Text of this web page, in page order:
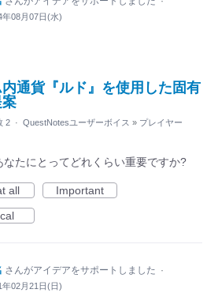
年08月07日(水)
通貨『ルド』を使用した固有
2 · QuestNotesユーザーボイス » プレイヤー
なたにとってどれくらい重要ですか?
all
Important
さんがアイデアをサポートしました ·
年02月21日(日)